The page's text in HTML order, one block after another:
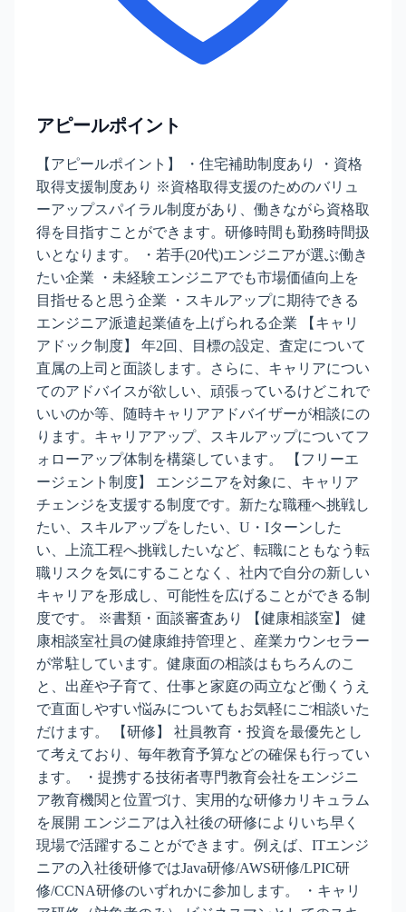
アピールポイント
【アピールポイント】 ・住宅補助制度あり ・資格
取得支援制度あり ※資格取得支援のためのバリュ
ーアップスパイラル制度があり、働きながら資格取
得を目指すことができます。研修時間も勤務時間扱
いとなります。 ・若手(20代)エンジニアが選ぶ働き
たい企業 ・未経験エンジニアでも市場価値向上を
目指せると思う企業 ・スキルアップに期待できる
エンジニア派遣起業値を上げられる企業 【キャリ
アドック制度】 年2回、目標の設定、査定について
直属の上司と面談します。さらに、キャリアについ
てのアドバイスが欲しい、頑張っているけどこれで
いいのか等、随時キャリアアドバイザーが相談にの
ります。キャリアアップ、スキルアップについてフ
ォローアップ体制を構築しています。 【フリーエ
ージェント制度】 エンジニアを対象に、キャリア
チェンジを支援する制度です。新たな職種へ挑戦し
たい、スキルアップをしたい、U・Iターンした
い、上流工程へ挑戦したいなど、転職にともなう転
職リスクを気にすることなく、社内で自分の新しい
キャリアを形成し、可能性を広げることができる制
度です。 ※書類・面談審査あり 【健康相談室】 健
康相談室社員の健康維持管理と、産業カウンセラー
が常駐しています。健康面の相談はもちろんのこ
と、出産や子育て、仕事と家庭の両立など働くうえ
で直面しやすい悩みについてもお気軽にご相談いた
だけます。 【研修】 社員教育・投資を最優先とし
て考えており、毎年教育予算などの確保も行ってい
ます。 ・提携する技術者専門教育会社をエンジニ
ア教育機関と位置づけ、実用的な研修カリキュラム
を展開 エンジニアは入社後の研修によりいち早く
現場で活躍することができます。例えば、ITエンジ
ニアの入社後研修ではJava研修/AWS研修/LPIC研
修/CCNA研修のいずれかに参加します。 ・キャリ